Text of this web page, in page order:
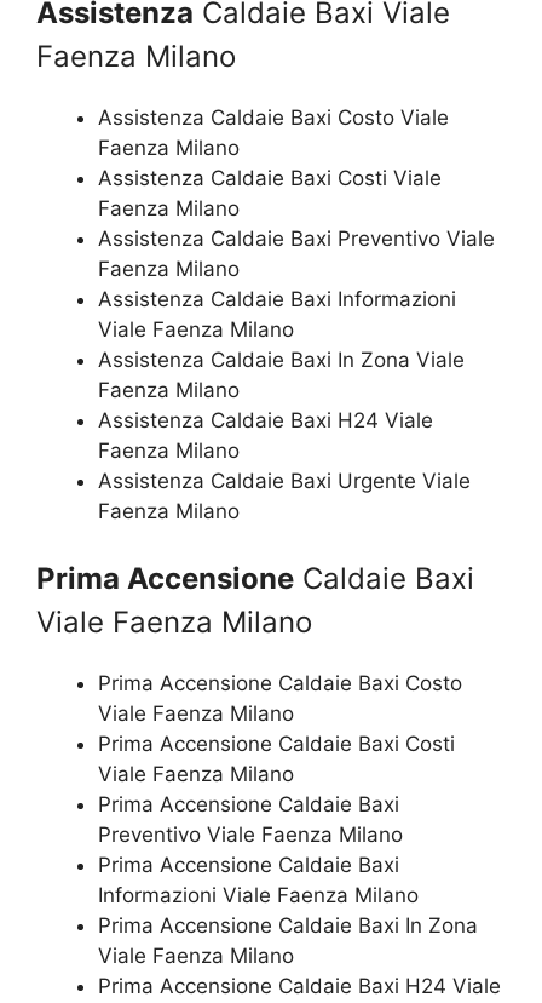
Assistenza Caldaie Baxi Viale
Faenza Milano
Assistenza Caldaie Baxi Costo Viale
Faenza Milano
Assistenza Caldaie Baxi Costi Viale
Faenza Milano
Assistenza Caldaie Baxi Preventivo Viale
Faenza Milano
Assistenza Caldaie Baxi Informazioni
Viale Faenza Milano
Assistenza Caldaie Baxi In Zona Viale
Faenza Milano
Assistenza Caldaie Baxi H24 Viale
Faenza Milano
Assistenza Caldaie Baxi Urgente Viale
Faenza Milano
Prima Accensione Caldaie Baxi
Viale Faenza Milano
Prima Accensione Caldaie Baxi Costo
Viale Faenza Milano
Prima Accensione Caldaie Baxi Costi
Viale Faenza Milano
Prima Accensione Caldaie Baxi
Preventivo Viale Faenza Milano
Prima Accensione Caldaie Baxi
Informazioni Viale Faenza Milano
Prima Accensione Caldaie Baxi In Zona
Viale Faenza Milano
Prima Accensione Caldaie Baxi H24 Viale